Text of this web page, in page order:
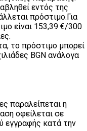
εντός της
πρόστιμο.Για
είναι 153,39 €/300
το πρόστιμο μπορεί
BGN ανάλογα
παραλείπεται η
οφείλεται σε
εγγραφής κατά την